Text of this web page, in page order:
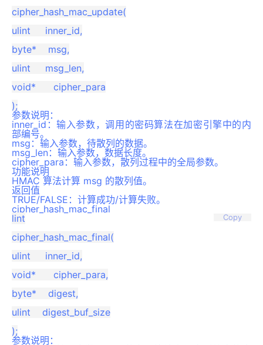
cipher_hash_mac_update(
ulint     inner_id,
byte*    msg,
ulint     msg_len,
void*      cipher_para
参数说明：
inner_id：输入参数，调用的密码算法在加密引擎中的内
部编号。
msg：输入参数，待散列的数据。
msg_len：输入参数，数据长度。
cipher_para：输入参数，散列过程中的全局参数。
功能说明
HMAC 算法计算 msg 的散列值。
返回值
TRUE/FALSE：计算成功/计算失败。
cipher_hash_mac_final
Copy
lint
cipher_hash_mac_final(
ulint     inner_id,
void*      cipher_para,
byte*    digest,
ulint    digest_buf_size
参数说明：